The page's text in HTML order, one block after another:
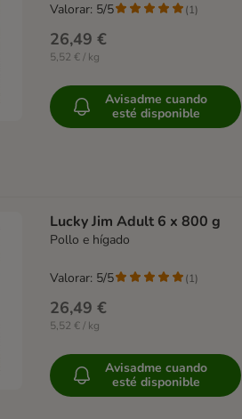
26,49 €
5,52 € / kg
Valorar: 5/5 (1)
Avisadme cuando
esté disponible
Lucky Jim Adult 6 x 800 g
Pollo e hígado
26,49 €
5,52 € / kg
Valorar: 5/5 (1)
Avisadme cuando
esté disponible